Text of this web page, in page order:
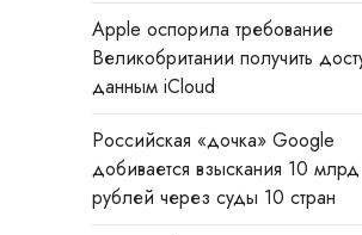
Apple оспорила требование
Великобритании получить
данным iCloud
Российская «дочка» Google
добивается взыскания 10 млрд
рублей через суды 10 стран